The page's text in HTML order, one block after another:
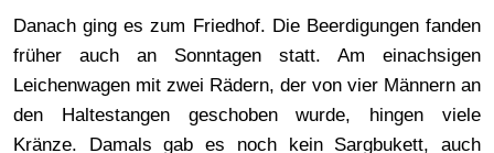
Danach ging es zum Friedhof. Die Beerdigungen fanden
früher auch an Sonntagen statt. Am einachsigen
Leichenwagen mit zwei Rädern, der von vier Männern an
den Haltestangen geschoben wurde, hingen viele
Kränze. Damals gab es noch kein Sargbukett, auch